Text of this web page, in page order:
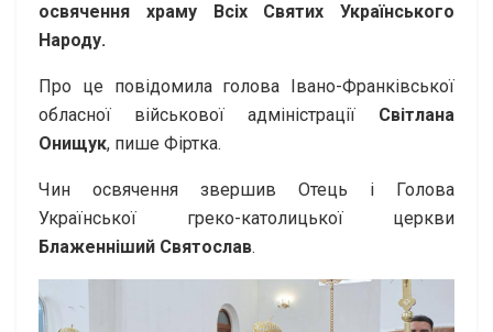
освячення храму Всіх Святих Українського
Народу.
Про це повідомила голова Івано-Франківської
обласної військової адміністрації Світлана
Онищук, пише Фіртка.
Чин освячення звершив Отець і Голова
Української греко-католицької церкви
Блаженніший Святослав.